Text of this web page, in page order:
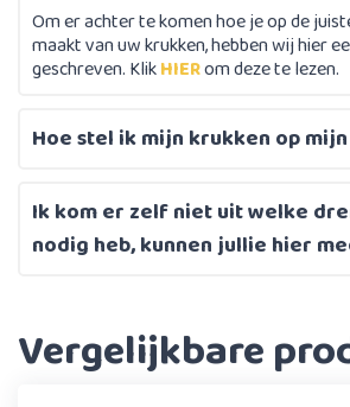
Om er achter te komen hoe je op de
maakt van uw krukken, hebben wij hier
geschreven. KlikHIERom deze te lezen.
Hoe stel ik mijn krukken op
Ik kom er zelf niet uit welke
nodig heb, kunnen jullie hier
Vergelijkbare